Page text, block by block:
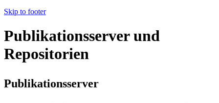
Skip to footer
Publikationsserver und
Repositorien
Publikationsserver